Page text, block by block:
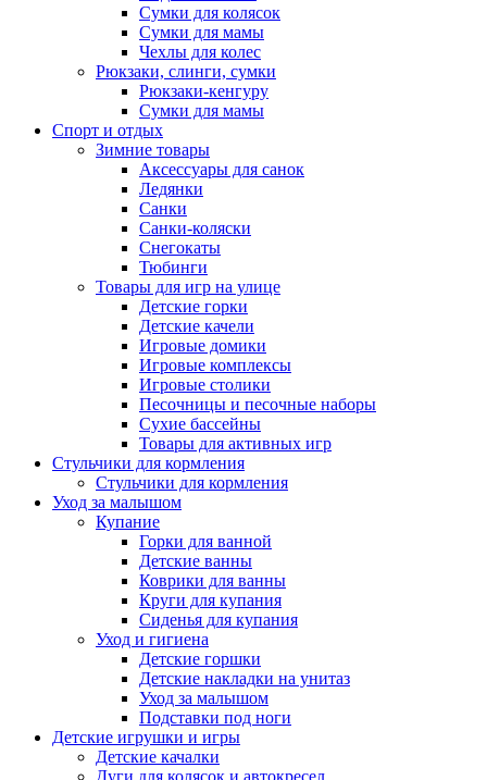
Сумки для колясок
Сумки для мамы
Чехлы для колес
Рюкзаки, слинги, сумки
Рюкзаки-кенгуру
Сумки для мамы
Спорт и отдых
Зимние товары
Аксессуары для санок
Ледянки
Санки
Санки-коляски
Снегокаты
Тюбинги
Товары для игр на улице
Детские горки
Детские качели
Игровые домики
Игровые комплексы
Игровые столики
Песочницы и песочные наборы
Сухие бассейны
Товары для активных игр
Стульчики для кормления
Стульчики для кормления
Уход за малышом
Купание
Горки для ванной
Детские ванны
Коврики для ванны
Круги для купания
Сиденья для купания
Уход и гигиена
Детские горшки
Детские накладки на унитаз
Уход за малышом
Подставки под ноги
Детские игрушки и игры
Детские качалки
Дуги для колясок и автокресел